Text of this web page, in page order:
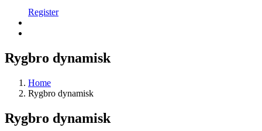
Register
Rygbro dynamisk
Home
Rygbro dynamisk
Rygbro dynamisk